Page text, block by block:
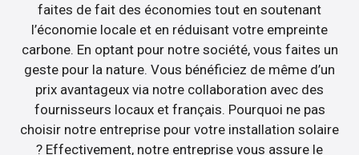
faites de fait des économies tout en soutenant
l’économie locale et en réduisant votre empreinte
carbone. En optant pour notre société, vous faites un
geste pour la nature. Vous bénéficiez de même d’un
prix avantageux via notre collaboration avec des
fournisseurs locaux et français. Pourquoi ne pas
choisir notre entreprise pour votre installation solaire
? Effectivement, notre entreprise vous assure le